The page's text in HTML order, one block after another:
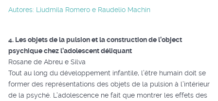
Autores: Liudmila Romero e Raudelio Machin
4. Les objets de la pulsion et la construction de l’object
psychique chez l’adolescent déliquant
Rosane de Abreu e Silva
Tout au long du développement infantile, l’être humain doit se
former des représentations des objets de la pulsion à l’intérieur
de la psyché. L’adolescence ne fait que montrer les effets des